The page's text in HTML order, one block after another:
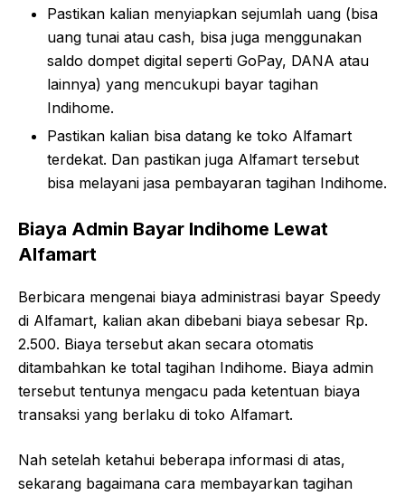
Pastikan kalian menyiapkan sejumlah uang (bisa
uang tunai atau cash, bisa juga menggunakan
saldo dompet digital seperti GoPay, DANA atau
lainnya) yang mencukupi bayar tagihan
Indihome.
Pastikan kalian bisa datang ke toko Alfamart
terdekat. Dan pastikan juga Alfamart tersebut
bisa melayani jasa pembayaran tagihan Indihome.
Biaya Admin Bayar Indihome Lewat
Alfamart
Berbicara mengenai biaya administrasi bayar Speedy
di Alfamart, kalian akan dibebani biaya sebesar Rp.
2.500. Biaya tersebut akan secara otomatis
ditambahkan ke total tagihan Indihome. Biaya admin
tersebut tentunya mengacu pada ketentuan biaya
transaksi yang berlaku di toko Alfamart.
Nah setelah ketahui beberapa informasi di atas,
sekarang bagaimana cara membayarkan tagihan